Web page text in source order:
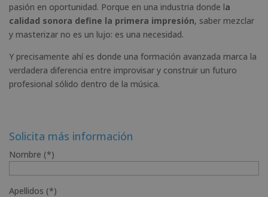
pasión en oportunidad. Porque en una industria donde la
calidad sonora define la primera impresión, saber mezclar
y masterizar no es un lujo: es una necesidad.
Y precisamente ahí es donde una formación avanzada marca la
verdadera diferencia entre improvisar y construir un futuro
profesional sólido dentro de la música.
Solicita más información
Nombre (*)
Apellidos (*)